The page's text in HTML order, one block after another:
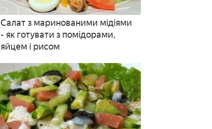
Салат з маринованими мідіями
- як готувати з помідорами,
яйцем і рисом